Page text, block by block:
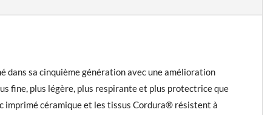
dans sa cinquième génération avec une amélioration
fine, plus légère, plus respirante et plus protectrice que
imprimé céramique et les tissus Cordura® résistent à